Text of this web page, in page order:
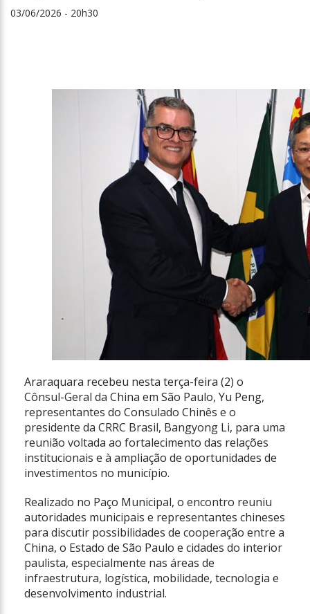
03/06/2026 - 20h30
Araraquara recebeu nesta terça-feira (2) o
Cônsul-Geral da China em São Paulo, Yu Peng,
representantes do Consulado Chinês e o
presidente da CRRC Brasil, Bangyong Li, para uma
reunião voltada ao fortalecimento das relações
institucionais e à ampliação de oportunidades de
investimentos no município.
Realizado no Paço Municipal, o encontro reuniu
autoridades municipais e representantes chineses
para discutir possibilidades de cooperação entre a
China, o Estado de São Paulo e cidades do interior
paulista, especialmente nas áreas de
infraestrutura, logística, mobilidade, tecnologia e
desenvolvimento industrial.